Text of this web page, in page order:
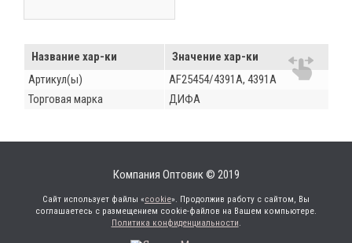
Название хар-ки
Значение хар-ки
Артикул(ы)
AF25454/4391А, 4391А
Торговая марка
ДИФА
Компания Оптовик © 2019
Сайт использует файлы «cookie». Продолжив работу с сайтом, Вы
соглашаетесь с размещением cookie-файлов на Вашем компьютере.
Политика конфиденциальности.